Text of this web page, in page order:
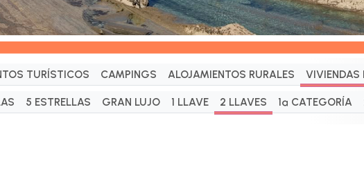
TURÍSTICOS CAMPINGS ALOJAMIENTOS RURALES VIVIENDAS
5 ESTRELLAS GRAN LUJO 1 LLAVE 2 LLAVES 1ª CATEGORÍA